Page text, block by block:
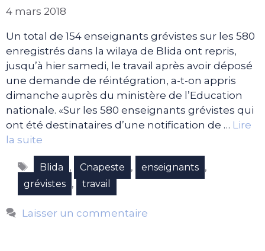
4 mars 2018
Un total de 154 enseignants grévistes sur les 580
enregistrés dans la wilaya de Blida ont repris,
jusqu’à hier samedi, le travail après avoir déposé
une demande de réintégration, a-t-on appris
dimanche auprès du ministère de l’Education
nationale. «Sur les 580 enseignants grévistes qui
ont été destinataires d’une notification de … Lire
la suite
Étiquettes
Blida , Cnapeste , enseignants ,
grévistes , travail
Laisser un commentaire